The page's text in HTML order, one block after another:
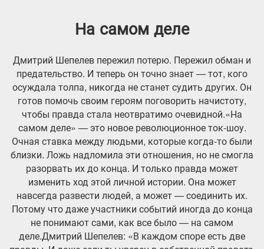
На самом деле
Дмитрий Шепелев пережил потерю. Пережил обман и
предательство. И теперь он точно знает — тот, кого
осуждала толпа, никогда не станет судить других. Он
готов помочь своим героям поговорить начистоту,
чтобы правда стала неотвратимо очевидной.«На
самом деле» — это новое революционное ток-шоу.
Очная ставка между людьми, которые когда-то были
близки. Ложь надломила эти отношения, но не смогла
разорвать их до конца. И только правда может
изменить ход этой личной истории. Она может
навсегда развести людей, а может — соединить их.
Потому что даже участники событий иногда до конца
не понимают сами, как все было — на самом
деле.Дмитрий Шепелев: «В каждом споре есть две